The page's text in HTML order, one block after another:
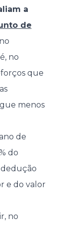
a
de
no
que
menos
de
do
e do valor
no